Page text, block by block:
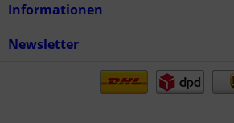
Informationen
Newsletter